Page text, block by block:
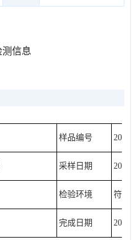
测信息
样品编号
采样日期 2026
检验环境 符合
完成日期